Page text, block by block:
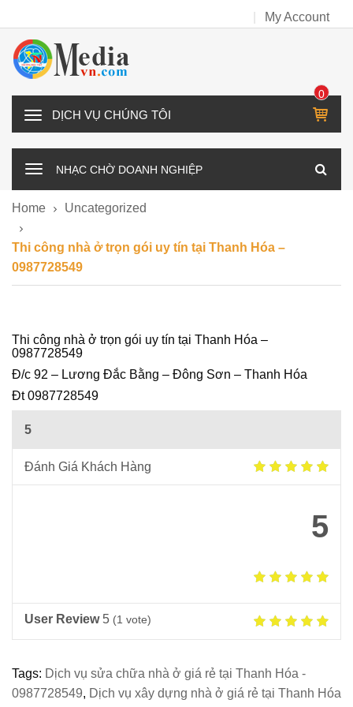
My Account
D
H
T
Ô
I
0
IT
M
NHẠC CHỜ DOANH NGHIỆP
Home Uncategorized
Thi công nhà ở trọn gói uy tín tại Thanh Hóa –
0987728549
Thi công nhà ở trọn gói uy tín tại Thanh Hóa –
0987728549
Đ/c 92 – Lương Đắc Bằng – Đông Sơn – Thanh Hóa
Đt 0987728549
5
Đánh Giá Khách Hàng
5
User Review 5 (1 vote)
Tags: Dịch vụ sửa chữa nhà ở giá rẻ tại Thanh Hóa -
0987728549, Dịch vụ xây dựng nhà ở giá rẻ tại Thanh Hóa